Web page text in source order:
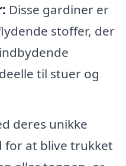
Disse gardiner er
stoffer, der
til stuer og
deres unikke
for at blive trukket